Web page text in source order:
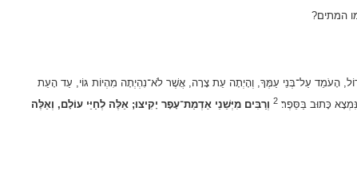
המתים?
הָעֹמֵד עַל־בְּנֵי עַמֶּךָ, וְהָיְתָה עֵת צָרָה, אֲשֶׁר לֹא־נִהְיְתָה מִהְיוֹת גּוֹי, עַד הָעֵת
כָּתוּב בַּסֵּפֶר׃2 וְרַבִּים מִיְּשֵׁנֵי אַדְמַת־עָפָר יָקִיצוּ; אֵלֶּה לְחַיֵּי עוֹלָם, וְאֵלֶּה